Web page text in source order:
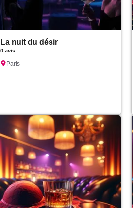
La nuit du désir
0 avis
Paris